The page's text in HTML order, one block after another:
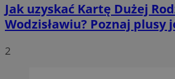
Jak uzyskać Kartę Dużej
Wodzisławiu? Poznaj plusy
2